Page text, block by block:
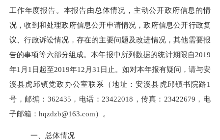
工作年度报告。本报告由总体情况，主动公开政府信息的情
况，收到和处理政府信息公开申请情况，政府信息公开行政复
议、行政诉讼情况，存在的主要问题及改进情况，其他需要报
告的事项等六部分组成。本年报中所列数据的统计期限自2019
年1 月 1 日起至2019年12 月31 日 止。 如对本年报有疑问，请与安
溪县虎邱镇党政办公室联系（地址：安溪县虎邱镇书院路1
号，邮编： 362435 ，电话： 23422018 ，传真： 23422679 ，电
子邮箱： hqzdzb@163.com）。
一、总体情况